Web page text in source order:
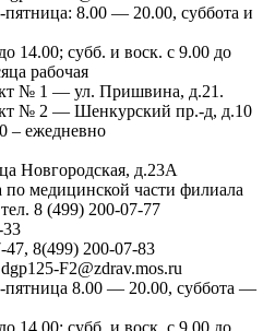
8.00 — 20.00, суббота и
14.00; субб. и воск. с 9.00 до
рабочая
№ 1 — ул. Пришвина, д.21.
№ 2 — Шенкурский пр.-д, д.10
– ежедневно
Новгородская, д.23А
по медицинской части филиала
8 (499) 200-07-77
33
8(499) 200-07-83
F2@zdrav.mos.ru
8.00 — 20.00, суббота —
14.00; субб. и воск. с 9.00 до